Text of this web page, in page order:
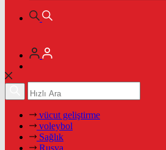
vücut geliştirme
voleybol
Sağlık
Rusya